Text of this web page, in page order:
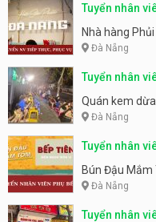
Tuyển nhân
Nhà hàng
Đà Nẵng
Tuyển nhân
Quán kem dừa
Đà Nẵng
Tuyển nhân
Tiên
Bún Đậu Mắm
Đà Nẵng
Tuyển nhân